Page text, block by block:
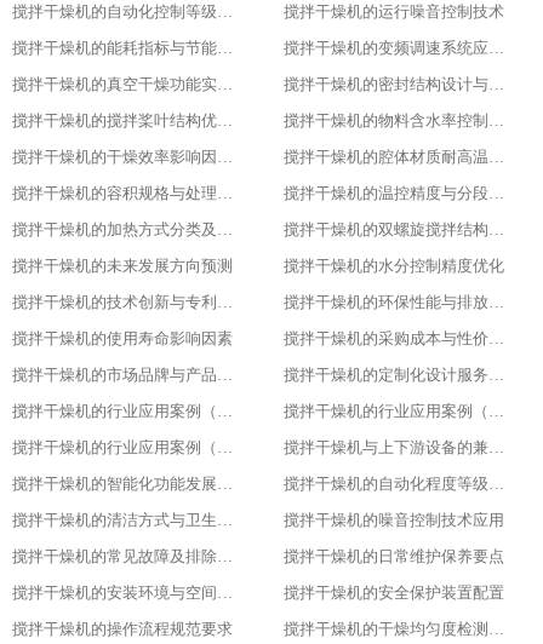
搅拌干燥机的自动化控制等级划分
搅拌干燥机的运行噪音控制技术
搅拌干燥机的能耗指标与节能改造方案
搅拌干燥机的变频调速系统应用优势
搅拌干燥机的真空干燥功能实现原理
搅拌干燥机的密封结构设计与防泄漏技术
搅拌干燥机的搅拌桨叶结构优化方案
搅拌干燥机的物料含水率控制精度
搅拌干燥机的干燥效率影响因素分析
搅拌干燥机的腔体材质耐高温性能指标
搅拌干燥机的容积规格与处理量匹配
搅拌干燥机的温控精度与分段控温技术
搅拌干燥机的加热方式分类及适用场景
搅拌干燥机的双螺旋搅拌结构设计原理
搅拌干燥机的未来发展方向预测​
搅拌干燥机的水分控制精度优化​
搅拌干燥机的技术创新与专利成果​
搅拌干燥机的环保性能与排放标准​
搅拌干燥机的使用寿命影响因素​
搅拌干燥机的采购成本与性价比评估​
搅拌干燥机的市场品牌与产品对比​
搅拌干燥机的定制化设计服务范围​
搅拌干燥机的行业应用案例（化工行业）​
搅拌干燥机的行业应用案例（食品行业）
搅拌干燥机的行业应用案例（塑料行业）​
搅拌干燥机与上下游设备的兼容适配​
搅拌干燥机的智能化功能发展趋势​
搅拌干燥机的自动化程度等级划分​
搅拌干燥机的清洁方式与卫生标准
搅拌干燥机的噪音控制技术应用​
搅拌干燥机的常见故障及排除方法​
搅拌干燥机的日常维护保养要点​
搅拌干燥机的安装环境与空间要求​
搅拌干燥机的安全保护装置配置​
搅拌干燥机的操作流程规范要求​
搅拌干燥机的干燥均匀度检测方法​